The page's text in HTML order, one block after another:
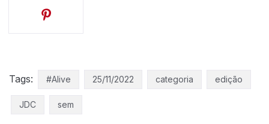
Tags: #Alive 25/11/2022 categoria edição
JDC sem